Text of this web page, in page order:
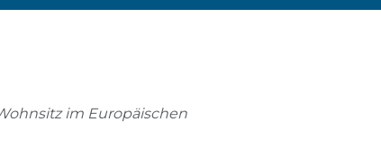
im Europäischen